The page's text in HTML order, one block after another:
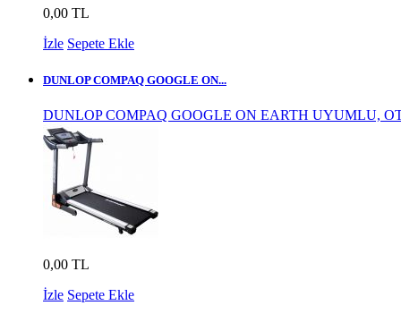
0,00 TL
İzle Sepete Ekle
DUNLOP COMPAQ GOOGLE ON...
DUNLOP COMPAQ GOOGLE ON EARTH UYUMLU,
0,00 TL
İzle Sepete Ekle